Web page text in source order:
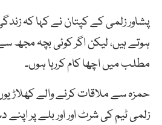
پشاور زلمی کے کپتان نے کہا کہ
ہوتے ہیں، لیکن اگر کوئی بچہ مجھ
مطلب میں اچھا کام کررہا ہوں۔
حمزہ سے ملاقات کرنے والے
زلمی ٹیم کی شرٹ اور اور بلے پر